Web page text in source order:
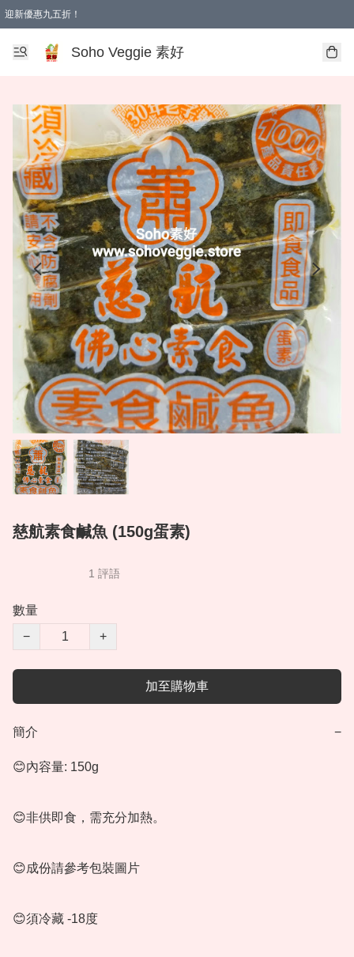
迎新優惠九五折！
Soho Veggie 素好
慈航素食鹹魚 (150g蛋素)
1 評語
數量
−
+
加至購物車
簡介 −
😊內容量: 150g
😊非供即食，需充分加熱。
😊成份請參考包裝圖片
😊須冷藏 -18度